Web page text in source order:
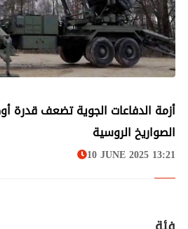
أزمة الدفاعات الجوية تضعف قدرة
الصواريخ الروسية
10 JUNE 2025 13:21